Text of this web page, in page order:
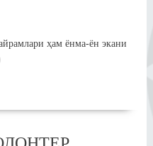
ҳам ёнма-ён экани